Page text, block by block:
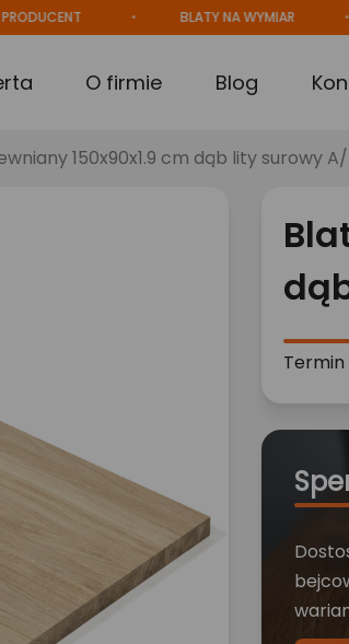
BLATY NA WYMIAR
O firmie Blog
150x90x1.9 cm dąb lity surowy
Termin